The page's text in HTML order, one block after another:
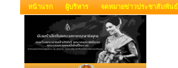
หน้าแรก ผู้บริหาร จดหมายข่าวประชาสัมพันธ์